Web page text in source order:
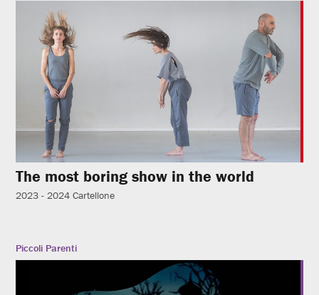
The most boring show in the world
2023 - 2024 Cartellone
Piccoli Parenti